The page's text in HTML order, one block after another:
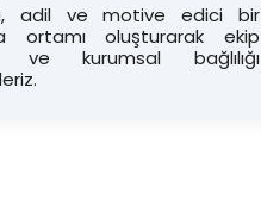
adil ve motive edici bir
ortamı oluşturarak ekip
ve kurumsal bağlılığı